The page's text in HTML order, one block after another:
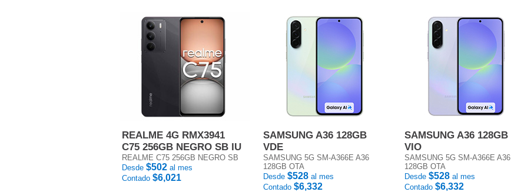
REALME 4G RMX3941
C75 256GB NEGRO SB IU
REALME C75 256GB NEGRO SB
Desde $502 al mes
Contado $6,021
SAMSUNG A36 128GB
VDE
SAMSUNG 5G SM-A366E A36
128GB OTA
Desde $528 al mes
Contado $6,332
SAMSUNG A36 128GB
VIO
SAMSUNG 5G SM-A366E A36
128GB OTA
Desde $528 al mes
Contado $6,332